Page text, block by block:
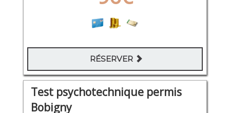
RÉSERVER
Test psychotechnique permis
Bobigny